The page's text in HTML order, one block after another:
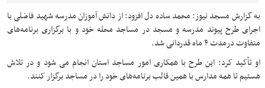
به گزارش مسجد نیوز: محمد ساده دل افزود: از دانش آموزان مدرسه شهید فاضلی با
اجرای طرح پیوند مدرسه و مسجد در مساجد محله خود و با برگزاری برنامه‌های
متفاوت درمدت ۴ ماه قدردانی شد.
او تأکید کرد: این طرح با همکاری امور مساجد استان انجام می شود و در تلاش
هستیم تا همه مدارس با همین قالب برنامه‌های خود را در مساجد برگزار کنند.